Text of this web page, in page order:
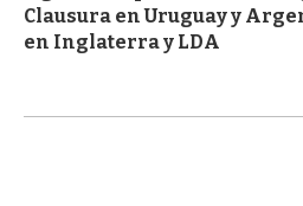
Clausura en Uruguay y
en Inglaterra y LDA